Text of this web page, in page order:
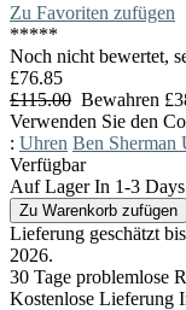
Zu Favoriten zufügen
*****
Noch nicht bewertet,
£76.85
£115.00 Bewahren
Verwenden Sie den
: Uhren Ben Sherman
Verfügbar
Auf Lager In 1-3 Days
Lieferung geschätzt
2026.
30 Tage problemlose
Kostenlose Lieferung